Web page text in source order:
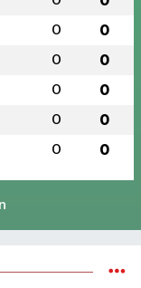
0 0
0 0
0 0
0 0
0 0